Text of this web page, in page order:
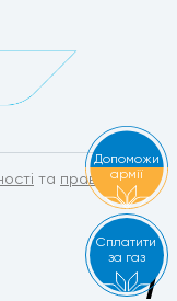
та правилами
by
Сплатити
за газ
Допоможи
армії